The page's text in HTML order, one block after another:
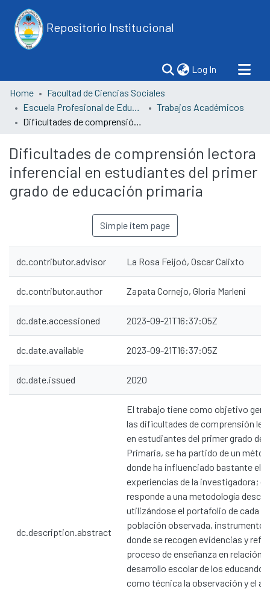
Repositorio Institucional
Log In (current)
Home
Facultad de Ciencias Sociales
Escuela Profesional de Educación
Trabajos Académicos
Dificultades de comprensión lectora inferencial en estudiantes del primer grado de educación primaria
Dificultades de comprensión lectora
inferencial en estudiantes del primer
grado de educación primaria
Simple item page
dc.contributor.advisor La Rosa Feijoó, Oscar Calixto
dc.contributor.author Zapata Cornejo, Gloria Marleni
dc.date.accessioned 2023-09-21T16:37:05Z
dc.date.available 2023-09-21T16:37:05Z
dc.date.issued 2020
dc.description.abstract
El trabajo tiene como objetivo
las dificultades de comprensión
en estudiantes del primer grado de
Primaria, se ha partido de un
donde ha influenciado bastante el
experiencias de la investigadora;
responde a una metodología
utilizándose el portafolio de cada
población observada, instrumento
donde se recogen evidencias y
proceso de enseñanza en relación
desarrollo escolar de los
como técnica la observación y el